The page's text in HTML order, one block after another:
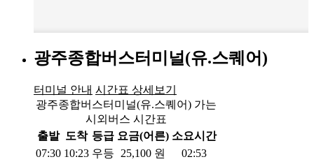
광주종합버스터미널(유.스퀘어)
터미널 안내 시간표 상세보기
광주종합버스터미널(유.스퀘어) 가는
시외버스 시간표
출발 도착 등급 요금(어른) 소요시간
07:30 10:23 우등 25,100 원
02:53